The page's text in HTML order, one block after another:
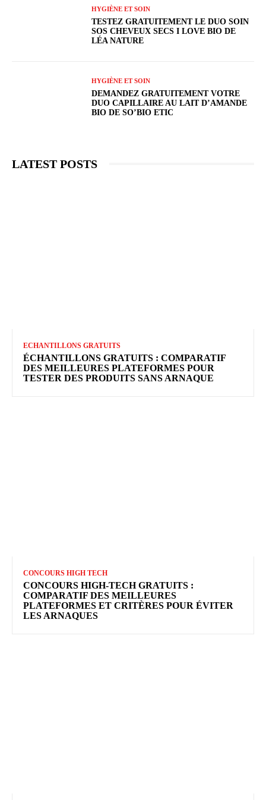
HYGIÈNE ET SOIN
TESTEZ GRATUITEMENT LE DUO SOIN
SOS CHEVEUX SECS I LOVE BIO DE
LÉA NATURE
HYGIÈNE ET SOIN
DEMANDEZ GRATUITEMENT VOTRE
DUO CAPILLAIRE AU LAIT D’AMANDE
BIO DE SO’BIO ETIC
LATEST POSTS
ECHANTILLONS GRATUITS
ÉCHANTILLONS GRATUITS : COMPARATIF
DES MEILLEURES PLATEFORMES POUR
TESTER DES PRODUITS SANS ARNAQUE
CONCOURS HIGH TECH
CONCOURS HIGH-TECH GRATUITS :
COMPARATIF DES MEILLEURES
PLATEFORMES ET CRITÈRES POUR ÉVITER
LES ARNAQUES